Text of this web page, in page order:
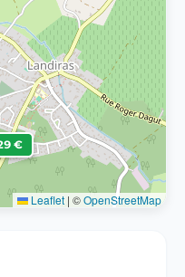
€
Leaflet | ©OpenStreetMap